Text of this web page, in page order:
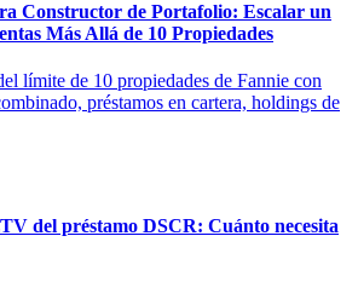
Constructor de Portafolio: Escalar un
Más Allá de 10 Propiedades
límite de 10 propiedades de Fannie con
préstamos en cartera, holdings de
del préstamo DSCR: Cuánto necesita